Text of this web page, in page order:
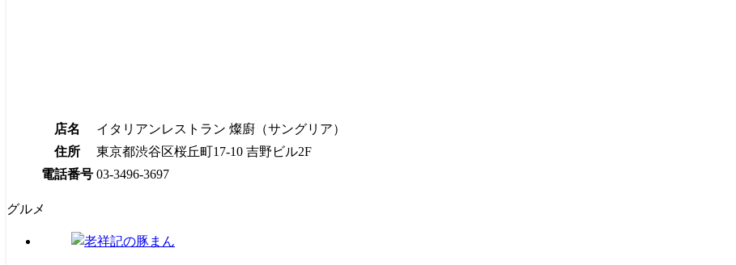
店名
イタリアンレストラン 燦廚（サングリア）
住所
東京都渋谷区桜丘町17-10 吉野ビル2F
電話番号 03-3496-3697
グルメ